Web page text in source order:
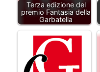
Terza edizione del
premio Fantasia della
Garbatella